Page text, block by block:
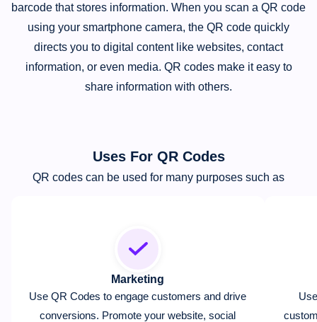
barcode that stores information. When you scan a QR code
using your smartphone camera, the QR code quickly
directs you to digital content like websites, contact
information, or even media. QR codes make it easy to
share information with others.
Uses For QR Codes
QR codes can be used for many purposes such as
Marketing
Use QR Codes to engage customers and drive
conversions. Promote your website, social